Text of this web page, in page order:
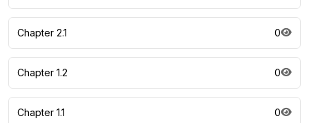
Chapter 2.1 0
Chapter 1.2 0
Chapter 1.1 0